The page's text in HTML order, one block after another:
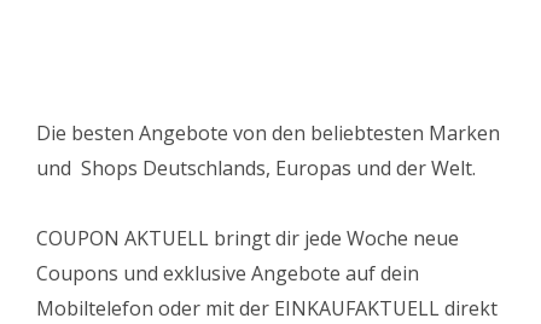
Die besten Angebote von den beliebtesten Marken
und Shops Deutschlands, Europas und der Welt.
COUPON AKTUELL bringt dir jede Woche neue
Coupons und exklusive Angebote auf dein
Mobiltelefon oder mit der EINKAUFAKTUELL direkt